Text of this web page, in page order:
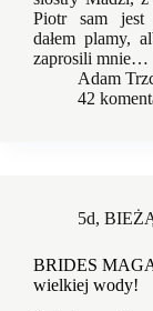
Piotr sam jest
dałem plamy,
zaprosili mnie…
Adam
42
5d,
BRIDES
wielkiej wody!